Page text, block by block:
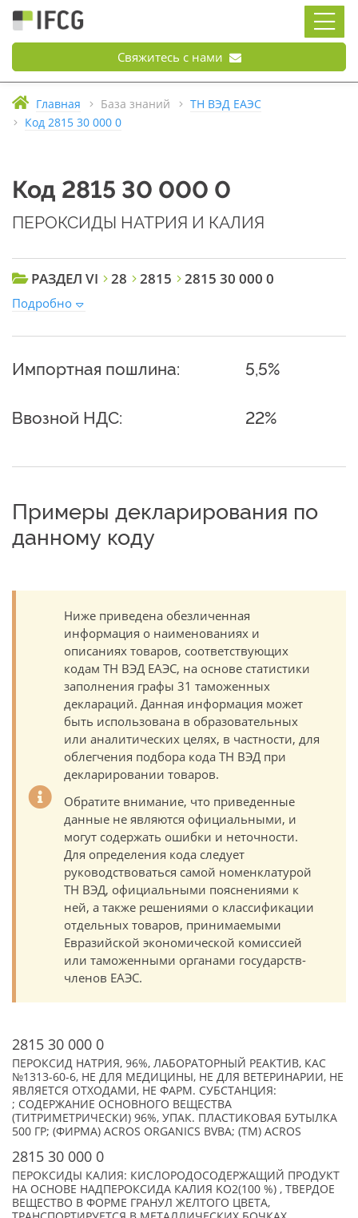
Свяжитесь с нами
Главная База знаний
ТН ВЭД ЕАЭС
Код 2815 30 000 0
Код 2815 30 000 0
ПЕРОКСИДЫ НАТРИЯ И КАЛИЯ
РАЗДЕЛ VI 28 2815 2815 30 000 0
Подробно
Импортная пошлина: 5,5%
Ввозной НДС: 22%
Примеры декларирования по
данному коду
Ниже приведена обезличенная
информация о наименованиях и
описаниях товаров, соответствующих
кодам ТН ВЭД ЕАЭС, на основе статистики
заполнения графы 31 таможенных
деклараций. Данная информация может
быть использована в образовательных
или аналитических целях, в частности, для
облегчения подбора кода ТН ВЭД при
декларировании товаров.
Обратите внимание, что приведенные
данные не являются официальными, и
могут содержать ошибки и неточности.
Для определения кода следует
руководствоваться самой номенклатурой
ТН ВЭД, официальными пояснениями к
ней, а также решениями о классификации
отдельных товаров, принимаемыми
Евразийской экономической комиссией
или таможенными органами государств-
членов ЕАЭС.
2815 30 000 0
ПЕРОКСИД НАТРИЯ, 96%, ЛАБОРАТОРНЫЙ РЕАКТИВ, КАС
№1313-60-6, НЕ ДЛЯ МЕДИЦИНЫ, НЕ ДЛЯ ВЕТЕРИНАРИИ, НЕ
ЯВЛЯЕТСЯ ОТХОДАМИ, НЕ ФАРМ. СУБСТАНЦИЯ:
; СОДЕРЖАНИЕ ОСНОВНОГО ВЕЩЕСТВА
(ТИТРИМЕТРИЧЕСКИ) 96%, УПАК. ПЛАСТИКОВАЯ БУТЫЛКА
500 ГР; (ФИРМА) ACROS ORGANICS BVBA; (TM) ACROS
2815 30 000 0
ПЕРОКСИДЫ КАЛИЯ: КИСЛОРОДОСОДЕРЖАЩИЙ ПРОДУКТ
НА ОСНОВЕ НАДПЕРОКСИДА КАЛИЯ KO2(100 %) , ТВЕРДОЕ
ВЕЩЕСТВО В ФОРМЕ ГРАНУЛ ЖЕЛТОГО ЦВЕТА,